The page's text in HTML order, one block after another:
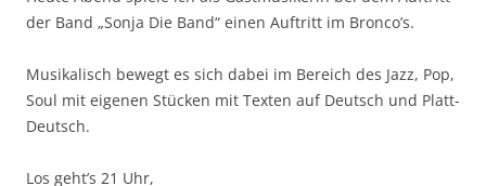
der Band „Sonja Die Band“ einen Auftritt im Bronco’s.
Musikalisch bewegt es sich dabei im Bereich des Jazz, Pop,
Soul mit eigenen Stücken mit Texten auf Deutsch und Platt-
Deutsch.
Los geht’s 21 Uhr,